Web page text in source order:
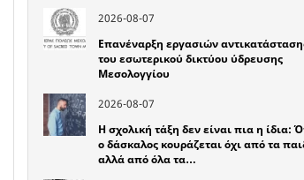
2026-08-07
Επανέναρξη εργασιών
του εσωτερικού δικτύου ύδρευσης
Μεσολογγίου
2026-08-07
Η σχολική τάξη δεν είναι πια η ίδια:
ο δάσκαλος κουράζεται όχι από τα
αλλά από όλα τα…